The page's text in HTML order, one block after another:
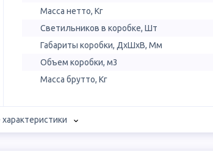
Масса нетто, Кг
Светильников в коробке, Шт
Габариты коробки, ДхШхВ, Мм
Объем коробки, м3
Масса брутто, Кг